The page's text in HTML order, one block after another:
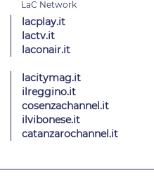
lacplay.it
lactv.it
laconair.it
lacitymag.it
ilreggino.it
cosenzachannel.it
ilvibonese.it
catanzarochannel.it